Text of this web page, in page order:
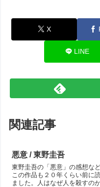
X
LINE
関連記事
悪意 / 東野圭吾
東野圭吾の「悪意」の感想な
この作品も２０年くらい前に
ました。人はなぜ人を殺すの